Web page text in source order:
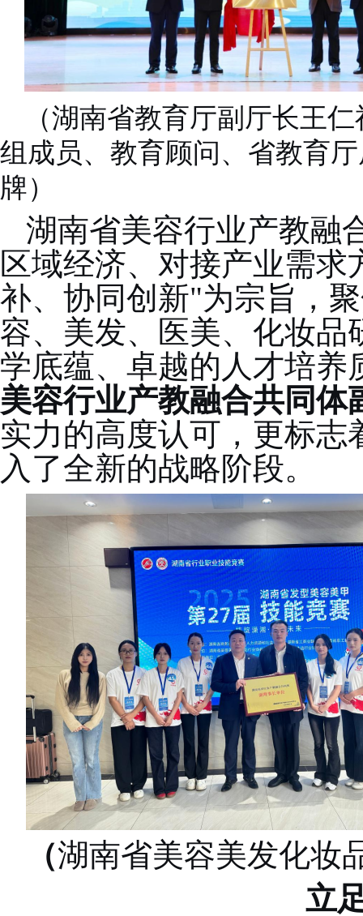
（湖南省教育厅副厅长王
组成员、教育顾问、省教育
牌）
湖南省美容行业产教融
区域经济、对接产业需
补、协同创新"为宗旨，
容、美发、医美、化妆品
学底蕴、卓越的人才培养
美容行业产教融合共同
实力的高度认可，更标
入了全新的战略阶段。
（湖南省美容美发化妆
立